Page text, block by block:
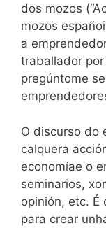
dos mozos
mozos
a
traballador
pregúntome
O discurso do
calquera
economíae o
seminarios,
opinión, etc. É
para crear